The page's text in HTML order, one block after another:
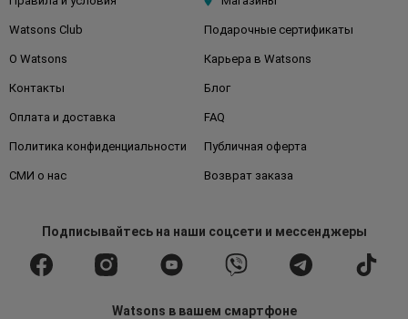
Watsons Club Подарочные сертификаты
О Watsons Карьера в Watsons
Контакты Блог
Оплата и доставка FAQ
Политика конфиденциальности Публичная оферта
СМИ о нас Возврат заказа
Подписывайтесьна наши соцсети и мессенджеры
Watsons в вашем смартфоне